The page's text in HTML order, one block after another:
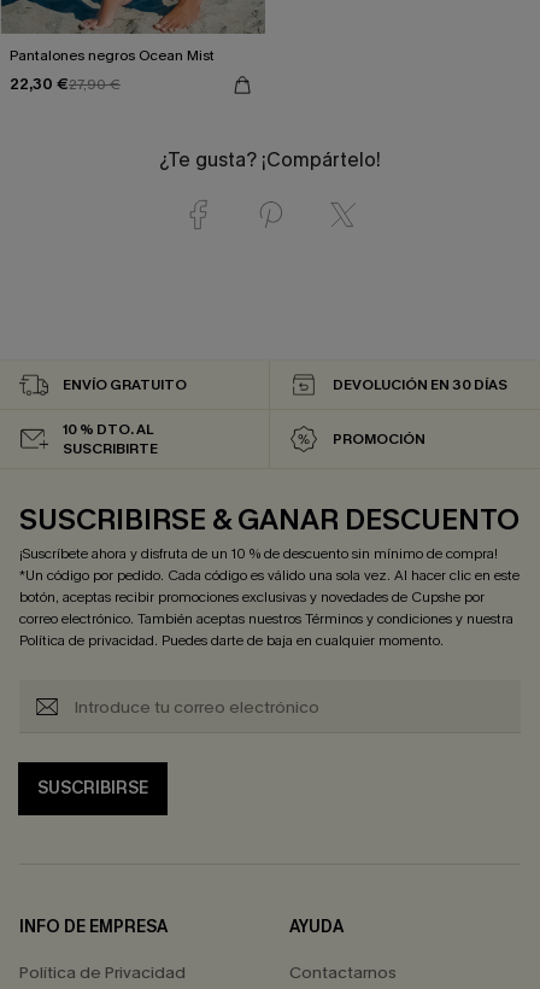
Pantalones negros Ocean Mist
22,30 €27,90 €
¿Te gusta? ¡Compártelo!
ENVÍO GRATUITO DEVOLUCIÓN EN 30 DÍAS
10 % DTO. AL
SUSCRIBIRTE
PROMOCIÓN
SUSCRIBIRSE & GANAR DESCUENTO
¡Suscríbete ahora y disfruta de un 10 % de descuento sin mínimo de compra!
*Un código por pedido. Cada código es válido una sola vez. Al hacer clic en este
botón, aceptas recibir promociones exclusivas y novedades de Cupshe por
correo electrónico. También aceptas nuestrosTérminos y condicionesy nuestra
Política de privacidad. Puedes darte de baja en cualquier momento.
SUSCRIBIRSE
INFO DE EMPRESA
Política de Privacidad
AYUDA
Contactarnos